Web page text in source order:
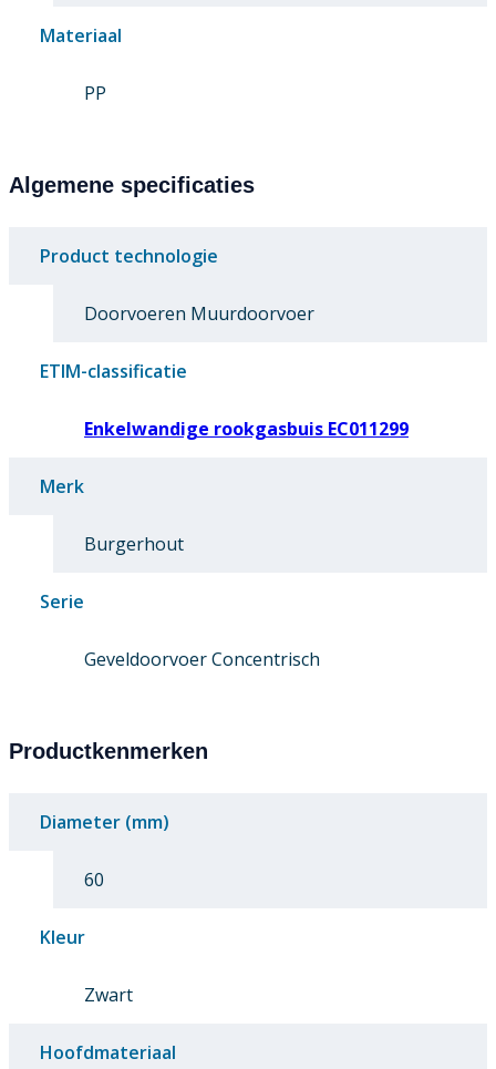
Materiaal
PP
Algemene specificaties
Product technologie
Doorvoeren Muurdoorvoer
ETIM-classificatie
Enkelwandige rookgasbuis EC011299
Merk
Burgerhout
Serie
Geveldoorvoer Concentrisch
Productkenmerken
Diameter (mm)
60
Kleur
Zwart
Hoofdmateriaal